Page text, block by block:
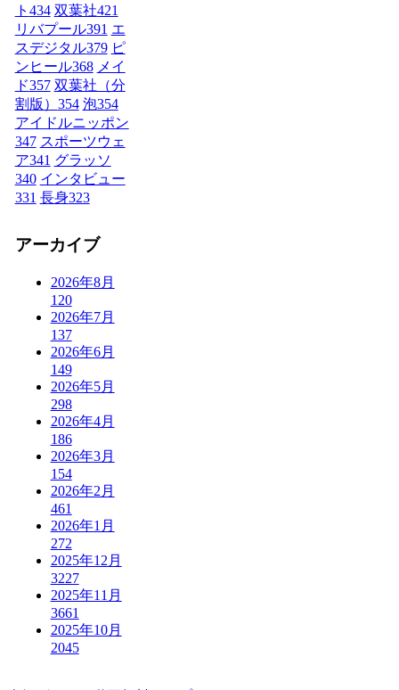
ト 434 双葉社421
リバプール391 エ
スデジタル379 ピ
ンヒール368 メイ
ド357 双葉社（分
割版） 354 泡354
アイドルニッポン
347 スポーツウェ
ア341 グラッソ
340 インタビュー
331 長身323
アーカイブ
2026年8月
120
2026年7月
137
2026年6月
149
2026年5月
298
2026年4月
186
2026年3月
154
2026年2月
461
2026年1月
272
2025年12月
3227
2025年11月
3661
2025年10月
2045